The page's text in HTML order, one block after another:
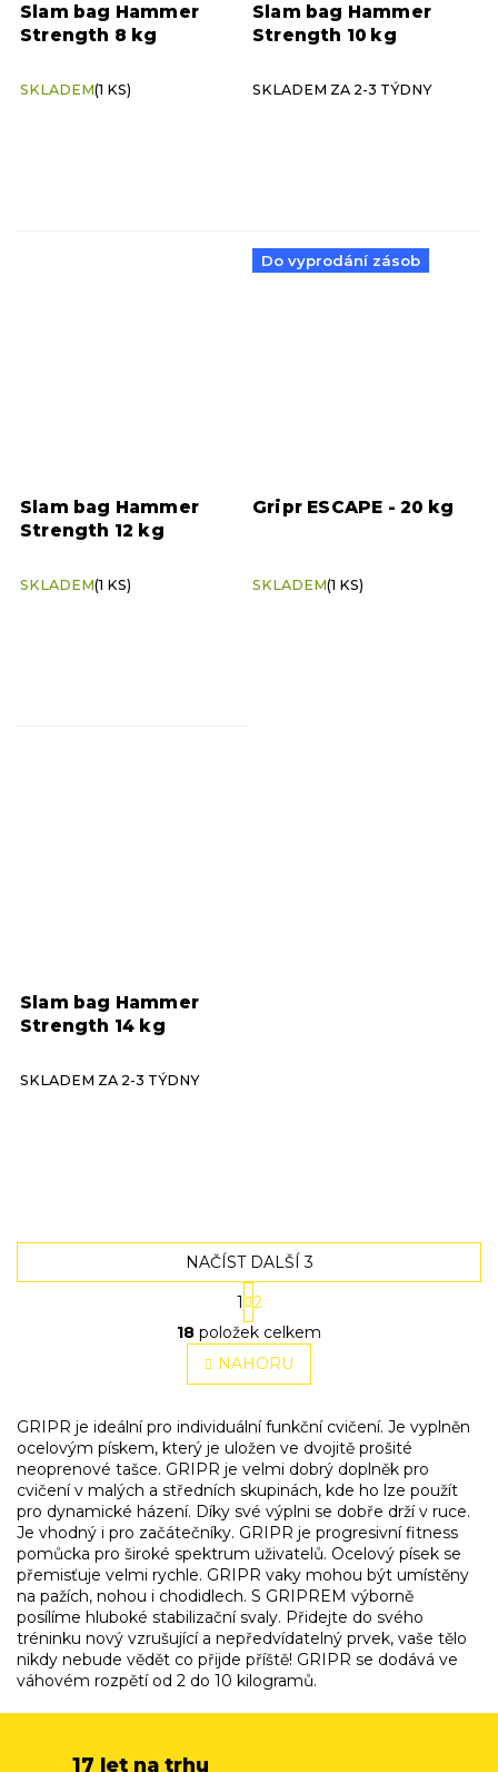
Slam bag Hammer
Strength 8 kg
SKLADEM(1 KS)
Slam bag Hammer
Strength 10 kg
SKLADEM ZA 2-3 TÝDNY
Slam bag Hammer
Strength 12 kg
SKLADEM(1 KS)
Do vyprodání zásob
Gripr ESCAPE - 20 kg
SKLADEM(1 KS)
Slam bag Hammer
Strength 14 kg
SKLADEM ZA 2-3 TÝDNY
O
v
l
á
a
c
í
p
r
v
k
y
v
ý
p
i
s
NAČÍST DALŠÍ 3
S
t
r
á
n
k
v
á
n
í
1
2
18 položek celkem
NAHORU
GRIPR je ideální pro individuální funkční cvičení. Je vyplněn
ocelovým pískem, který je uložen ve dvojitě prošité
neoprenové tašce. GRIPR je velmi dobrý doplněk pro
cvičení v malých a středních skupinách, kde ho lze použít
pro dynamické házení. Díky své výplni se dobře drží v ruce.
Je vhodný i pro začátečníky. GRIPR je progresivní fitness
pomůcka pro široké spektrum uživatelů. Ocelový písek se
přemisťuje velmi rychle. GRIPR vaky mohou být umístěny
na pažích, nohou i chodidlech. S GRIPREM výborně
posílíme hluboké stabilizační svaly. Přidejte do svého
tréninku nový vzrušující a nepředvídatelný prvek, vaše tělo
nikdy nebude vědět co přijde příště! GRIPR se dodává ve
váhovém rozpětí od 2 do 10 kilogramů.
17 let na trhu